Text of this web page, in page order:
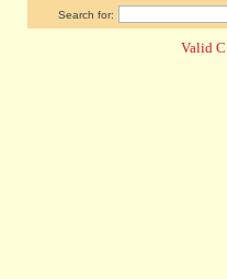
Search for:
Valid